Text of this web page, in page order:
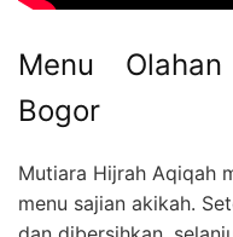
Menu
Bogor
Mutiara Hijrah Aqiqah
menu sajian akikah.